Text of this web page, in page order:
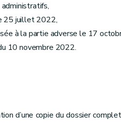
administratifs,
25 juillet 2022,
à la partie adverse le 17
10 novembre 2022.
d’une copie du dossier